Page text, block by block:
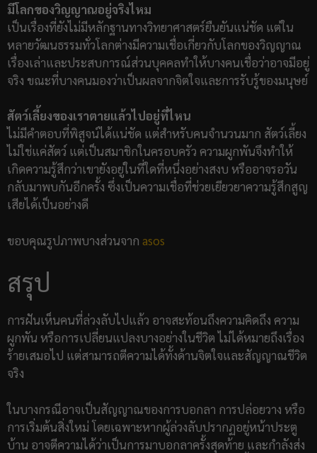
มีโลกของวิญญาณอยู่จริงไหม
เป็นเรื่องที่ยังไม่มีหลักฐานทางวิทยาศาสตร์ยืนยันแน่ชัด แต่ใน
หลายวัฒนธรรมทั่วโลกต่างมีความเชื่อเกี่ยวกับโลกของวิญญาณ
เรื่องเล่าและประสบการณ์ส่วนบุคคลทำให้บางคนเชื่อว่าอาจมีอยู่
จริง ขณะที่บางคนมองว่าเป็นผลจากจิตใจและการรับรู้ของมนุษย์
สัตว์เลี้ยงของเราตายแล้วไปอยู่ที่ไหน
ไม่มีคำตอบที่พิสูจน์ได้แน่ชัด แต่สำหรับคนจำนวนมาก สัตว์เลี้ยง
ไม่ใช่แค่สัตว์ แต่เป็นสมาชิกในครอบครัว ความผูกพันจึงทำให้
เกิดความรู้สึกว่าเขายังอยู่ในที่ใดที่หนึ่งอย่างสงบ หรืออาจรอวัน
กลับมาพบกันอีกครั้ง ซึ่งเป็นความเชื่อที่ช่วยเยียวยาความรู้สึกสูญ
เสียได้เป็นอย่างดี
ขอบคุณรูปภาพบางส่วนจาก asos
สรุป
การฝันเห็นคนที่ล่วงลับไปแล้ว อาจสะท้อนถึงความคิดถึง ความ
ผูกพัน หรือการเปลี่ยนแปลงบางอย่างในชีวิต ไม่ได้หมายถึงเรื่อง
ร้ายเสมอไป แต่สามารถตีความได้ทั้งด้านจิตใจและสัญญาณชีวิต
จริง
ในบางกรณีอาจเป็นสัญญาณของการบอกลา การปล่อยวาง หรือ
การเริ่มต้นสิ่งใหม่ โดยเฉพาะหากผู้ล่วงลับปรากฏอยู่หน้าประตู
บ้าน อาจตีความได้ว่าเป็นการมาบอกลาครั้งสุดท้าย และกำลังส่ง